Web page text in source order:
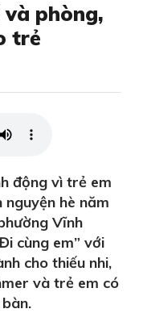
phòng,
trẻ
động vì trẻ em
nguyện hè năm
Vĩnh
cùng em” với
cho thiếu nhi,
và trẻ em có